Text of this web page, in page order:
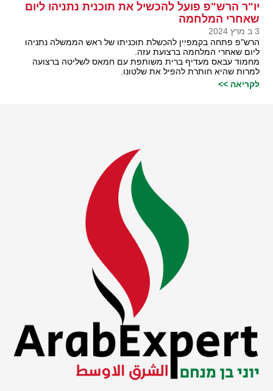
יו"ר הרש"פ פועל להכשיל את תוכנית נתניהו ליום
שאחרי המלחמה
3 ב מרץ 2024
הרש"פ פתחה בקמפיין להכשלת תוכניתו של ראש הממשלה נתניהו
ליום שאחרי המלחמה ברצועת עזה.
מחמוד עבאס מעדיף ברית משותפת עם חמאס לשליטה ברצועה
למרות שהיא חותרת להפיל את שלטונו.
לקריאה >>